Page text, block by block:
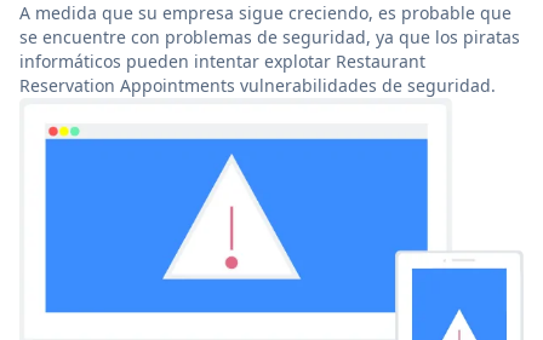
A medida que su empresa sigue creciendo, es probable que
se encuentre con problemas de seguridad, ya que los piratas
informáticos pueden intentar explotar Restaurant
Reservation Appointments vulnerabilidades de seguridad.